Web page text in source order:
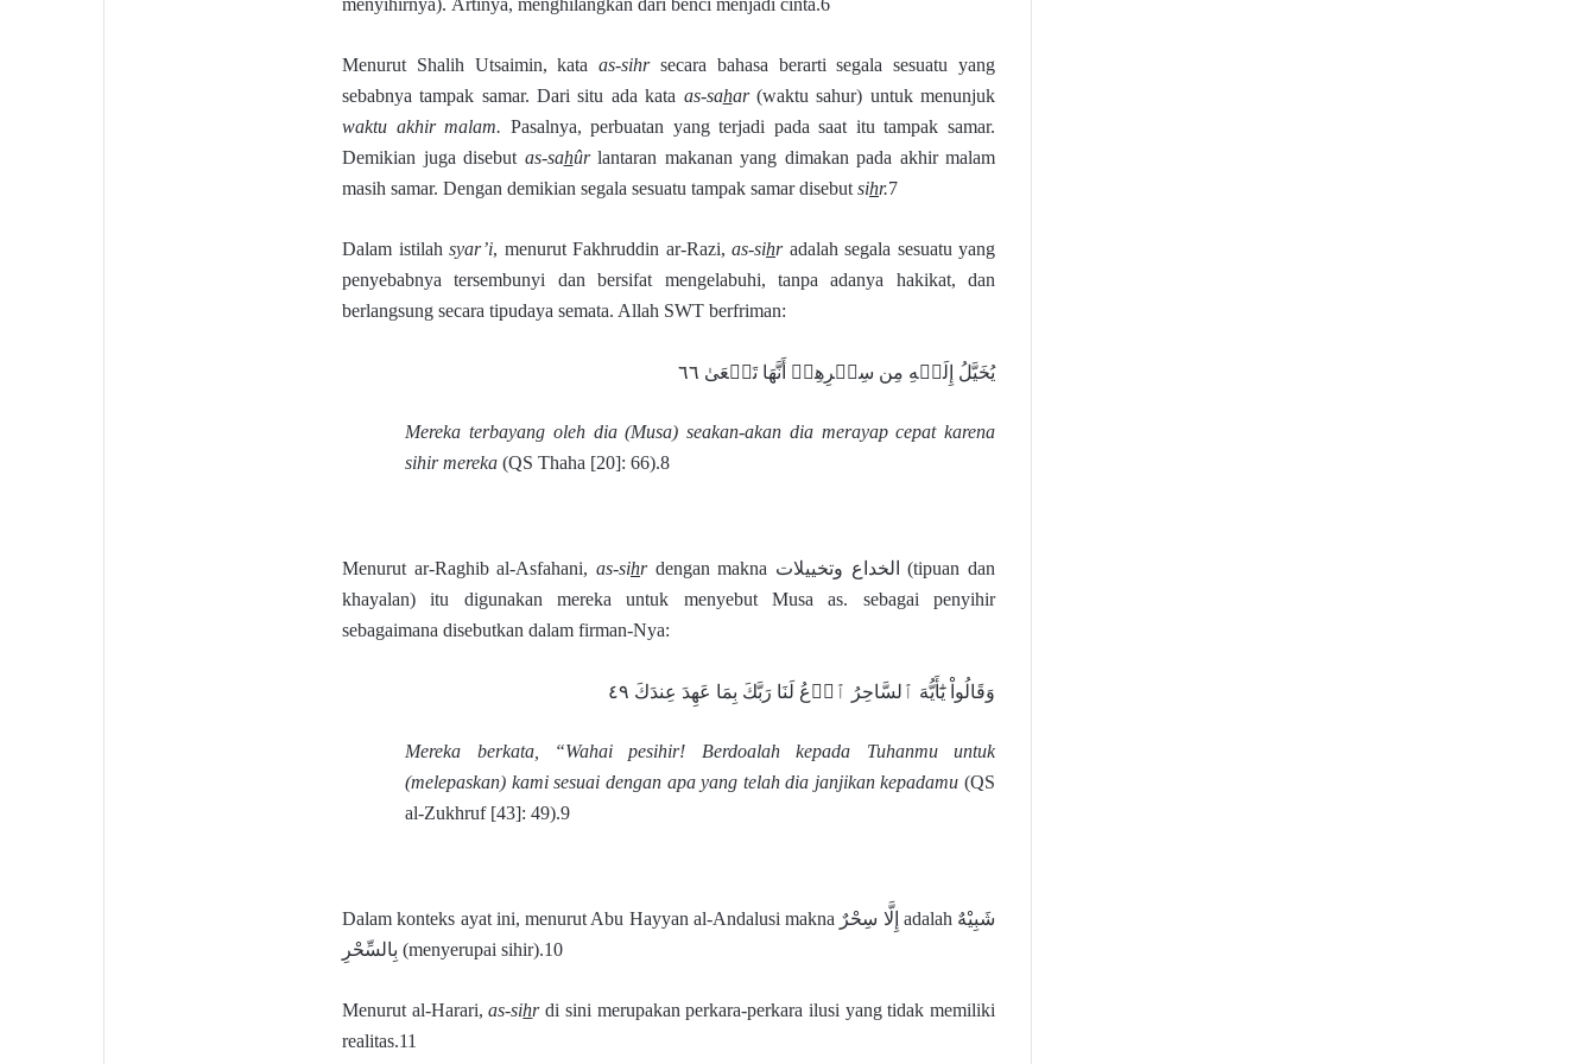
menyihirnya). Artinya, menghilangkan dari benci menjadi cinta.6
Menurut Shalih Utsaimin, kataas-sihrsecara bahasa berarti segala sesuatu yang
sebabnya tampak samar. Dari situ ada kata as-sahar(waktu sahur) untuk menunjuk
waktu akhir malam. Pasalnya, perbuatan yang terjadi pada saat itu tampak samar.
Demikian juga disebut as-sahûr lantaran makanan yang dimakan pada akhir malam
masih samar. Dengan demikian segala sesuatu tampak samar disebut sihr.7
Dalam istilah syar’i, menurut Fakhruddin ar-Razi, as-sihr adalah segala sesuatu yang
penyebabnya tersembunyi dan bersifat mengelabuhi, tanpa adanya hakikat, dan
berlangsung secara tipudaya semata. Allah SWT berfriman:
يُخَيَّلُ إِلَيۡهِ مِن سِحۡرِهِمۡ أَنَّهَا تَسۡعَىٰ ٦٦
Mereka terbayang oleh dia (Musa) seakan-akan dia merayap cepat karena
sihir mereka(QS Thaha [20]: 66).8
Menurut ar-Raghib al-Asfahani, as-sihr dengan makna الخداع وتخييلات (tipuan dan
khayalan) itu digunakan mereka untuk menyebut Musa as. sebagai penyihir
sebagaimana disebutkan dalam firman-Nya:
وَقَالُواْ يَٰٓأَيُّهَ ٱلسَّاحِرُ ٱدۡعُ لَنَا رَبَّكَ بِمَا عَهِدَ عِندَكَ ٤٩
Mereka berkata, “Wahai pesihir! Berdoalah kepada Tuhanmu untuk
(melepaskan) kami sesuai dengan apa yang telah dia janjikan kepadamu (QS
al-Zukhruf [43]: 49).9
Dalam konteks ayat ini, menurut Abu Hayyan al-Andalusi makna إِلَّا سِحْرٌ adalah شَبِيْهٌ
بِالسِّحْرِ (menyerupai sihir).10
Menurut al-Harari,as-sihrdi sini merupakan perkara-perkara ilusi yang tidak memiliki
realitas.11